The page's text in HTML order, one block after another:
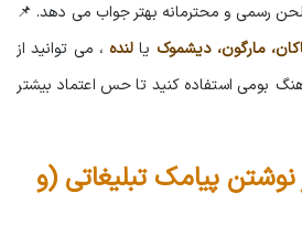
لحن رسمی و محترمانه بهتر جواب می دهد. 📌
مارگون، دیشموک یا لنده ، می توانید از
بومی استفاده کنید تا حس اعتماد بیشتر
نوشتن پیامک تبلیغاتی (و